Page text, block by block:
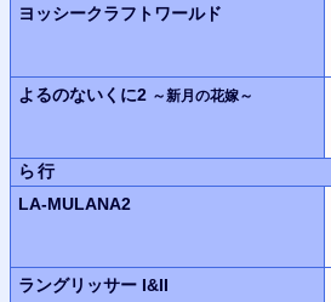
ヨッシークラフトワールド
よるのないくに2 ～新月の花嫁～
ら行
LA-MULANA2
ラングリッサー I&II